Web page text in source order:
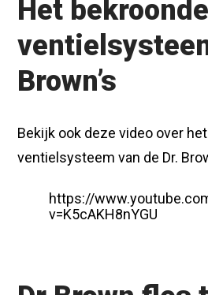
Het bekroonde
Brown’s
Bekijk ook deze video over
ventielsysteem van de Dr.
https://
v=K5cAKH8nYGU